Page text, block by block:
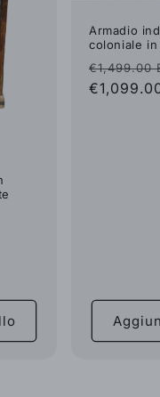
Armadio
coloniale in
Prezzo
di
€1,499.00